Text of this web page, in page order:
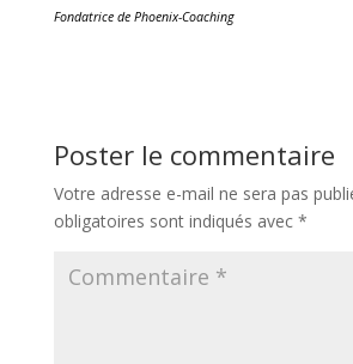
Fondatrice de Phoenix-Coaching
Poster le commentaire
Votre adresse e-mail ne sera pas
obligatoires sont indiqués avec *